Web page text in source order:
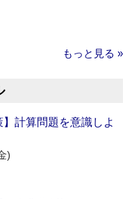
もっと見る »
】計算問題を意識しよ
)